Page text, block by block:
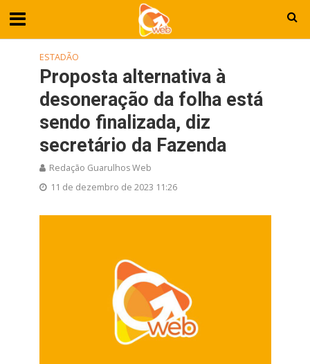
ESTADÃO
Proposta alternativa à
desoneração da folha está
sendo finalizada, diz
secretário da Fazenda
Redação Guarulhos Web
11 de dezembro de 2023 11:26